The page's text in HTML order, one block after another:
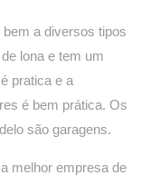
a diversos tipos
lona e tem um
pratica e a
é bem prática. Os
são garagens.
melhor empresa de